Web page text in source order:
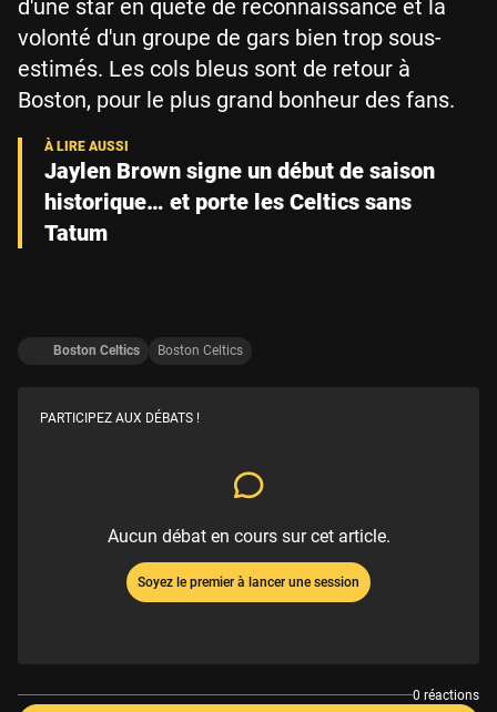
d'une star en quête de reconnaissance et la
volonté d'un groupe de gars bien trop sous-
estimés. Les cols bleus sont de retour à
Boston, pour le plus grand bonheur des fans.
Jaylen Brown signe un début de saison
historique… et porte les Celtics sans
Tatum
Boston Celtics Boston Celtics
PARTICIPEZ AUX DÉBATS !
Aucun débat en cours sur cet article.
Soyez le premier à lancer une session
0 réactions